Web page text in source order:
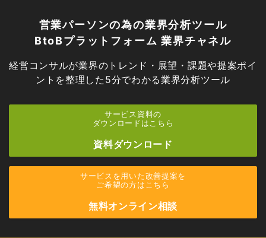
営業パーソンの為の業界分析ツール
BtoBプラットフォーム 業界チャネル
経営コンサルが業界のトレンド・展望・課題や提案ポイ
ントを整理した5分でわかる業界分析ツール
サービス資料の
ダウンロードはこちら
資料ダウンロード
サービスを用いた改善提案を
ご希望の方はこちら
無料オンライン相談